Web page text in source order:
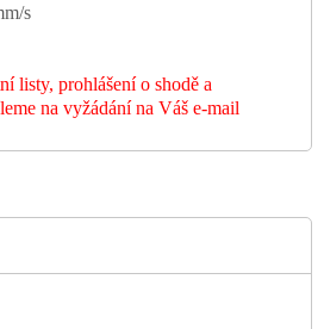
s
listy, prohlášení o shodě a
na vyžádání na Váš e-mail